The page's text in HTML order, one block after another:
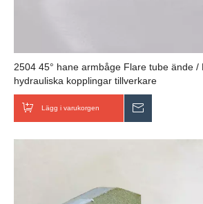
2504 45° hane armbåge Flare tube ände /
hydrauliska kopplingar tillverkare
Lägg i varukorgen